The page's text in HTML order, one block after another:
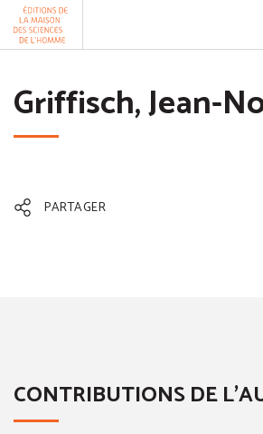
Aller au contenu
Griffisch, Jean-
PARTAGER
CONTRIBUTIONS DE
Panneau de gestion des cookies